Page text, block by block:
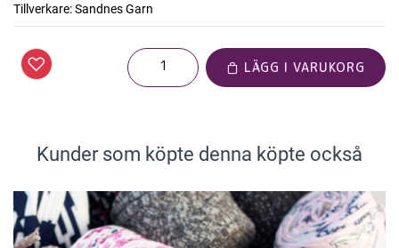
Tillverkare:Sandnes Garn
LÄGG I VARUKORG
Kunder som köpte denna köpte också